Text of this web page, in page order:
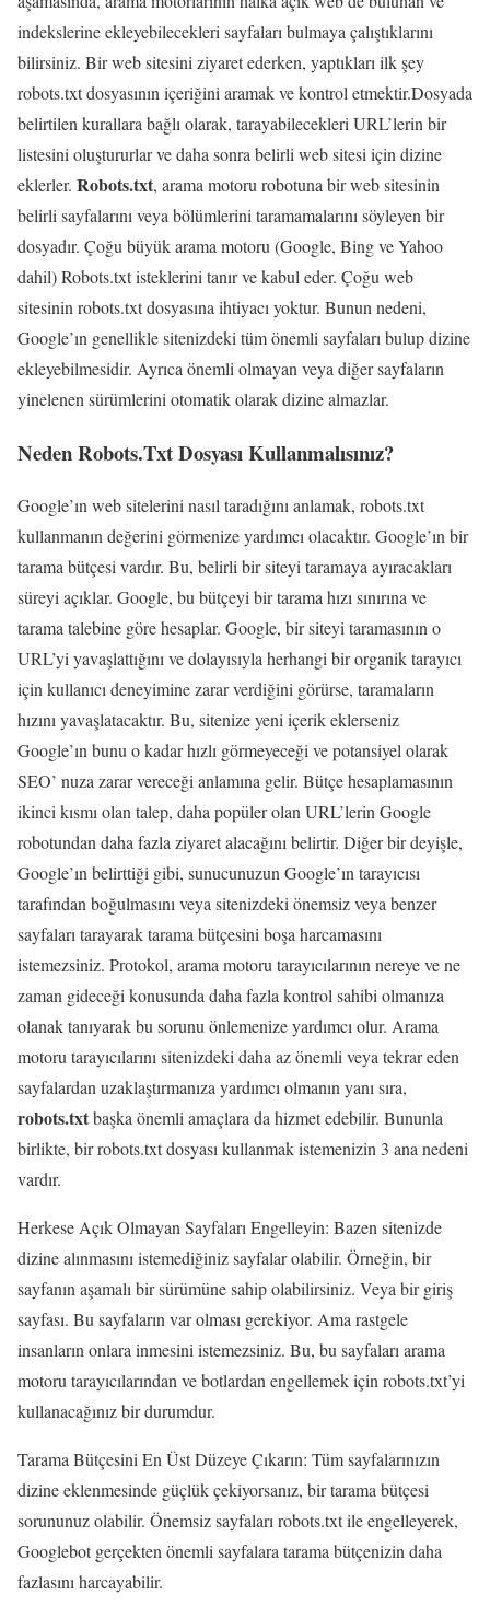
indekslerine ekleyebilecekleri sayfaları bulmaya çalıştıklarını
bilirsiniz. Bir web sitesini ziyaret ederken, yaptıkları ilk şey
robots.txt dosyasının içeriğini aramak ve kontrol etmektir.Dosyada
belirtilen kurallara bağlı olarak, tarayabilecekleri URL’lerin bir
listesini oluştururlar ve daha sonra belirli web sitesi için dizine
eklerler. Robots.txt, arama motoru robotuna bir web sitesinin
belirli sayfalarını veya bölümlerini taramamalarını söyleyen bir
dosyadır. Çoğu büyük arama motoru (Google, Bing ve Yahoo
dahil) Robots.txt isteklerini tanır ve kabul eder. Çoğu web
sitesinin robots.txt dosyasına ihtiyacı yoktur. Bunun nedeni,
Google’ın genellikle sitenizdeki tüm önemli sayfaları bulup dizine
ekleyebilmesidir. Ayrıca önemli olmayan veya diğer sayfaların
yinelenen sürümlerini otomatik olarak dizine almazlar.
Neden Robots.Txt Dosyası Kullanmalısınız?
Google’ın web sitelerini nasıl taradığını anlamak, robots.txt
kullanmanın değerini görmenize yardımcı olacaktır. Google’ın bir
tarama bütçesi vardır. Bu, belirli bir siteyi taramaya ayıracakları
süreyi açıklar. Google, bu bütçeyi bir tarama hızı sınırına ve
tarama talebine göre hesaplar. Google, bir siteyi taramasının o
URL’yi yavaşlattığını ve dolayısıyla herhangi bir organik tarayıcı
için kullanıcı deneyimine zarar verdiğini görürse, taramaların
hızını yavaşlatacaktır. Bu, sitenize yeni içerik eklerseniz
Google’ın bunu o kadar hızlı görmeyeceği ve potansiyel olarak
SEO’ nuza zarar vereceği anlamına gelir. Bütçe hesaplamasının
ikinci kısmı olan talep, daha popüler olan URL’lerin Google
robotundan daha fazla ziyaret alacağını belirtir. Diğer bir deyişle,
Google’ın belirttiği gibi, sunucunuzun Google’ın tarayıcısı
tarafından boğulmasını veya sitenizdeki önemsiz veya benzer
sayfaları tarayarak tarama bütçesini boşa harcamasını
istemezsiniz. Protokol, arama motoru tarayıcılarının nereye ve ne
zaman gideceği konusunda daha fazla kontrol sahibi olmanıza
olanak tanıyarak bu sorunu önlemenize yardımcı olur. Arama
motoru tarayıcılarını sitenizdeki daha az önemli veya tekrar eden
sayfalardan uzaklaştırmanıza yardımcı olmanın yanı sıra,
robots.txtbaşka önemli amaçlara da hizmet edebilir. Bununla
birlikte, bir robots.txt dosyası kullanmak istemenizin 3 ana nedeni
vardır.
Herkese Açık Olmayan Sayfaları Engelleyin: Bazen sitenizde
dizine alınmasını istemediğiniz sayfalar olabilir. Örneğin, bir
sayfanın aşamalı bir sürümüne sahip olabilirsiniz. Veya bir giriş
sayfası. Bu sayfaların var olması gerekiyor. Ama rastgele
insanların onlara inmesini istemezsiniz. Bu, bu sayfaları arama
motoru tarayıcılarından ve botlardan engellemek için robots.txt’yi
kullanacağınız bir durumdur.
Tarama Bütçesini En Üst Düzeye Çıkarın: Tüm sayfalarınızın
dizine eklenmesinde güçlük çekiyorsanız, bir tarama bütçesi
sorununuz olabilir. Önemsiz sayfaları robots.txt ile engelleyerek,
Googlebot gerçekten önemli sayfalara tarama bütçenizin daha
fazlasını harcayabilir.